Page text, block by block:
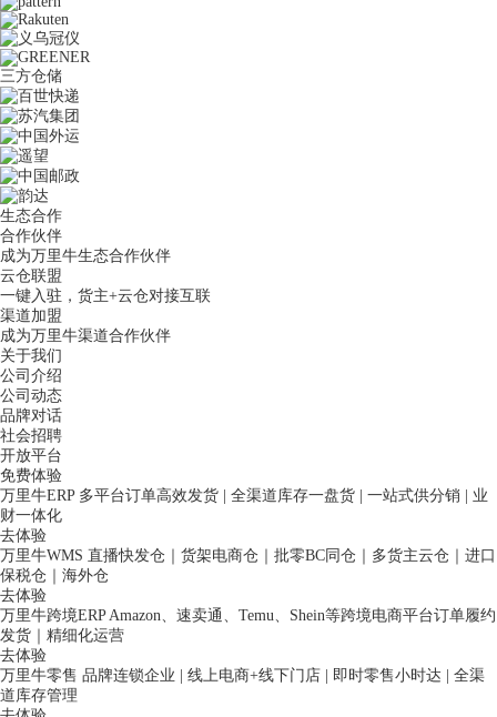
三方仓储
生态合作
合作伙伴
成为万里牛生态合作伙伴
云仓联盟
一键入驻，货主+云仓对接互联
渠道加盟
成为万里牛渠道合作伙伴
关于我们
公司介绍
公司动态
品牌对话
社会招聘
开放平台
免费体验
万里牛ERP 多平台订单高效发货 | 全渠道库存一盘货 | 一站式供分销 | 业
财一体化
去体验
万里牛WMS 直播快发仓｜货架电商仓｜批零BC同仓｜多货主云仓｜进口
保税仓｜海外仓
去体验
万里牛跨境ERP Amazon、速卖通、Temu、Shein等跨境电商平台订单履约
发货｜精细化运营
去体验
万里牛零售 品牌连锁企业 | 线上电商+线下门店 | 即时零售小时达 | 全渠
道库存管理